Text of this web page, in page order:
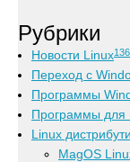
Рубрики
Новости Linux
Переход с
Программы
Программы для
Linux
MagOS